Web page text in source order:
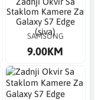
Staklom Kamere Za
Galaxy S7 Edge
(siva)
SAMSUNG
9.00KM